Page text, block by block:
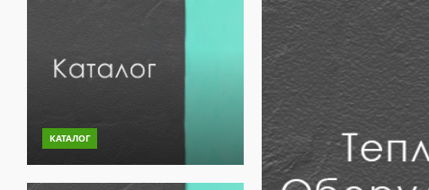
центр
Центр Урал"
КАТАЛОГ